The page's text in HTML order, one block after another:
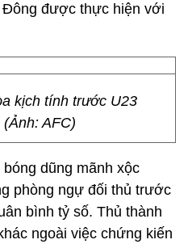
Đông được thực hiện với
kịch tính trước U23
AFC)
dũng mãnh xộc
phòng ngự đối thủ trước
bình tỷ số. Thủ thành
ngoài việc chứng kiến